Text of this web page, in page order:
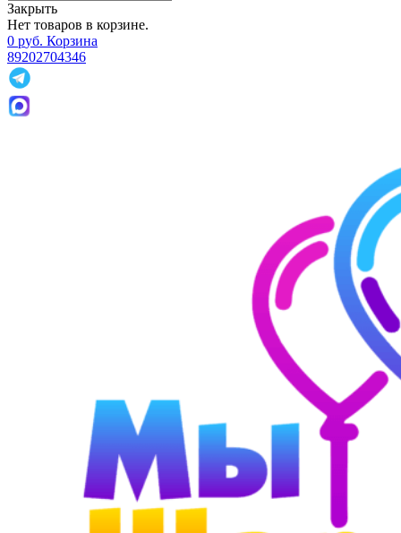
Закрыть
Нет товаров в корзине.
0 руб. Корзина
89202704346